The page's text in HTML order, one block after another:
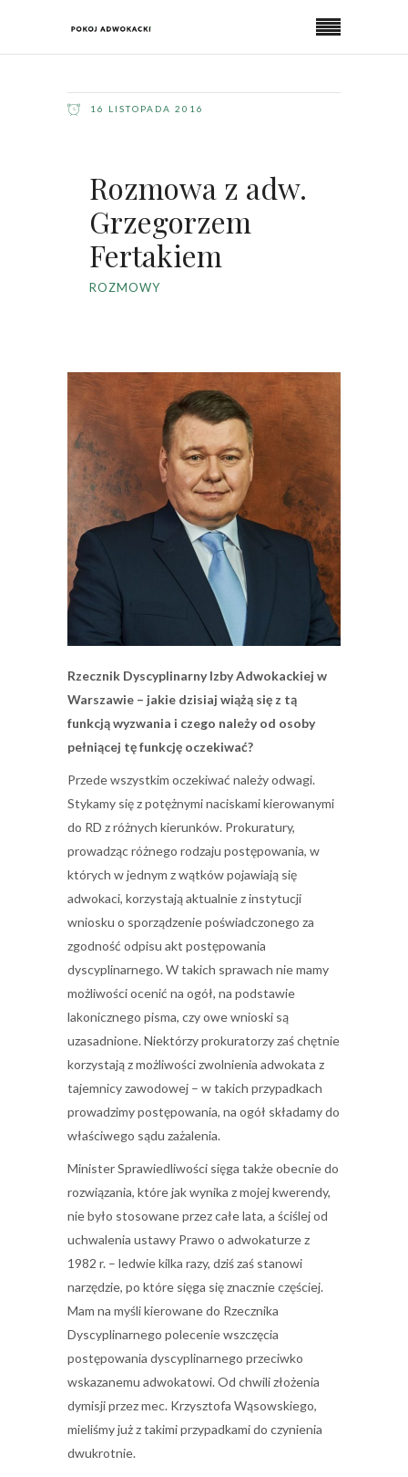
16 LISTOPADA 2016
Rozmowa z adw.
Grzegorzem
Fertakiem
ROZMOWY
Rzecznik Dyscyplinarny Izby Adwokackiej w
Warszawie – jakie dzisiaj wiążą się z tą
funkcją wyzwania i czego należy od osoby
pełniącej tę funkcję oczekiwać?
Przede wszystkim oczekiwać należy odwagi.
Stykamy się z potężnymi naciskami kierowanymi
do RD z różnych kierunków. Prokuratury,
prowadząc różnego rodzaju postępowania, w
których w jednym z wątków pojawiają się
adwokaci, korzystają aktualnie z instytucji
wniosku o sporządzenie poświadczonego za
zgodność odpisu akt postępowania
dyscyplinarnego. W takich sprawach nie mamy
możliwości ocenić na ogół, na podstawie
lakonicznego pisma, czy owe wnioski są
uzasadnione. Niektórzy prokuratorzy zaś chętnie
korzystają z możliwości zwolnienia adwokata z
tajemnicy zawodowej – w takich przypadkach
prowadzimy postępowania, na ogół składamy do
właściwego sądu zażalenia.
Minister Sprawiedliwości sięga także obecnie do
rozwiązania, które jak wynika z mojej kwerendy,
nie było stosowane przez całe lata, a ściślej od
uchwalenia ustawy Prawo o adwokaturze z
1982 r. – ledwie kilka razy, dziś zaś stanowi
narzędzie, po które sięga się znacznie częściej.
Mam na myśli kierowane do Rzecznika
Dyscyplinarnego polecenie wszczęcia
postępowania dyscyplinarnego przeciwko
wskazanemu adwokatowi. Od chwili złożenia
dymisji przez mec. Krzysztofa Wąsowskiego,
mieliśmy już z takimi przypadkami do czynienia
dwukrotnie.